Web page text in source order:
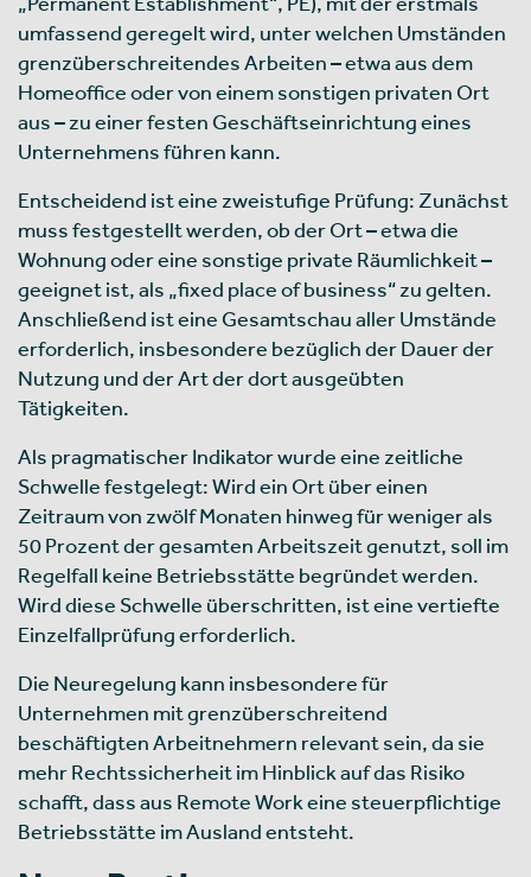
umfassend geregelt wird, unter welchen Umständen
grenzüberschreitendes Arbeiten – etwa aus dem
Homeoffice oder von einem sonstigen privaten Ort
aus – zu einer festen Geschäftseinrichtung eines
Unternehmens führen kann.
Entscheidend ist eine zweistufige Prüfung: Zunächst
muss festgestellt werden, ob der Ort – etwa die
Wohnung oder eine sonstige private Räumlichkeit –
geeignet ist, als „fixed place of business“ zu gelten.
Anschließend ist eine Gesamtschau aller Umstände
erforderlich, insbesondere bezüglich der Dauer der
Nutzung und der Art der dort ausgeübten
Tätigkeiten.
Als pragmatischer Indikator wurde eine zeitliche
Schwelle festgelegt: Wird ein Ort über einen
Zeitraum von zwölf Monaten hinweg für weniger als
50 Prozent der gesamten Arbeitszeit genutzt, soll im
Regelfall keine Betriebsstätte begründet werden.
Wird diese Schwelle überschritten, ist eine vertiefte
Einzelfallprüfung erforderlich.
Die Neuregelung kann insbesondere für
Unternehmen mit grenzüberschreitend
beschäftigten Arbeitnehmern relevant sein, da sie
mehr Rechtssicherheit im Hinblick auf das Risiko
schafft, dass aus Remote Work eine steuerpflichtige
Betriebsstätte im Ausland entsteht.